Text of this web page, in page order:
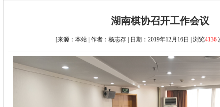
湖南棋协召开工作会议
[来源：本站 | 作者：杨志存 | 日期：2019年12月16日 | 浏览4136